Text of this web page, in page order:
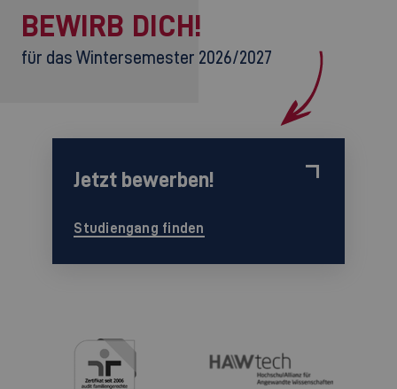
BEWIRB DICH!
für das Wintersemester 2026/2027
Jetzt bewerben!
Studiengang finden